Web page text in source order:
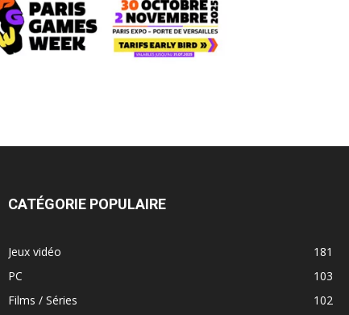
CATÉGORIE POPULAIRE
Jeux vidéo
181
PC
103
Films / Séries
102